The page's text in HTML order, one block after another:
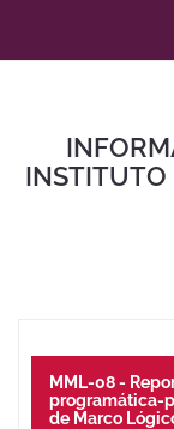
INSTITUTO
MML-08 -
programática-
de Marco